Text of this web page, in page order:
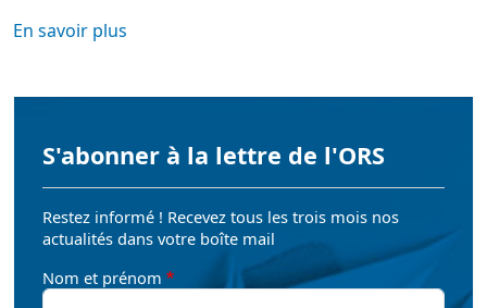
En savoir plus
S'abonner à la lettre de l'ORS
Restez informé ! Recevez tous les trois mois nos
actualités dans votre boîte mail
Nom et prénom